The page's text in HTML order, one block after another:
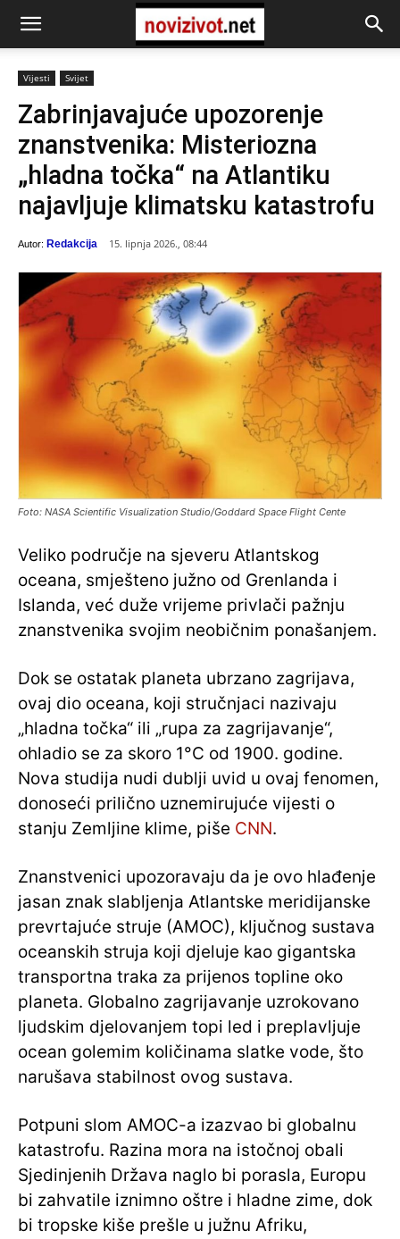
Vijesti Svijet
Zabrinjavajuće upozorenje
znanstvenika: Misteriozna
„hladna točka“ na Atlantiku
najavljuje klimatsku katastrofu
Autor: Redakcija 15. lipnja 2026., 08:44
Foto: NASA Scientific Visualization Studio/Goddard Space Flight Cente
Veliko područje na sjeveru Atlantskog
oceana, smješteno južno od Grenlanda i
Islanda, već duže vrijeme privlači pažnju
znanstvenika svojim neobičnim ponašanjem.
Dok se ostatak planeta ubrzano zagrijava,
ovaj dio oceana, koji stručnjaci nazivaju
„hladna točka“ ili „rupa za zagrijavanje“,
ohladio se za skoro 1°C od 1900. godine.
Nova studija nudi dublji uvid u ovaj fenomen,
donoseći prilično uznemirujuće vijesti o
stanju Zemljine klime, piše CNN.
Znanstvenici upozoravaju da je ovo hlađenje
jasan znak slabljenja Atlantske meridijanske
prevrtajuće struje (AMOC), ključnog sustava
oceanskih struja koji djeluje kao gigantska
transportna traka za prijenos topline oko
planeta. Globalno zagrijavanje uzrokovano
ljudskim djelovanjem topi led i preplavljuje
ocean golemim količinama slatke vode, što
narušava stabilnost ovog sustava.
Potpuni slom AMOC-a izazvao bi globalnu
katastrofu. Razina mora na istočnoj obali
Sjedinjenih Država naglo bi porasla, Europu
bi zahvatile iznimno oštre i hladne zime, dok
bi tropske kiše prešle u južnu Afriku,